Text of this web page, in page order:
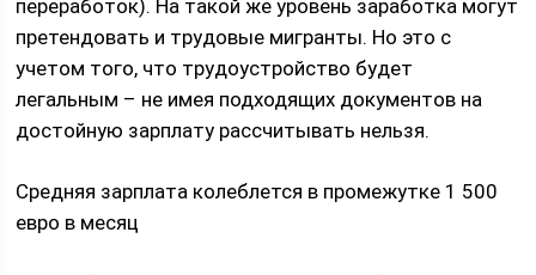
переработок). На такой же уровень заработка могут
претендовать и трудовые мигранты. Но это с
учетом того, что трудоустройство будет
легальным – не имея подходящих документов на
достойную зарплату рассчитывать нельзя.
Средняя зарплата колеблется в промежутке 1 500
евро в месяц